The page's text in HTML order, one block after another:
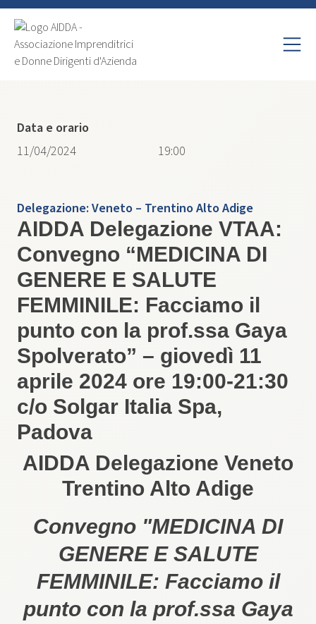
Delegazione:Veneto – Trentino Alto Adige
AIDDA Delegazione VTAA:
Convegno “MEDICINA DI
GENERE E SALUTE
FEMMINILE: Facciamo il
punto con la prof.ssa Gaya
Spolverato” – giovedì 11
aprile 2024 ore 19:00-21:30
c/o Solgar Italia Spa,
Padova
AIDDA Delegazione Veneto
Trentino Alto Adige
Convegno "MEDICINA DI
GENERE E SALUTE
FEMMINILE: Facciamo il
punto con la prof.ssa Gaya
Data e orario
11/04/2024
19:00